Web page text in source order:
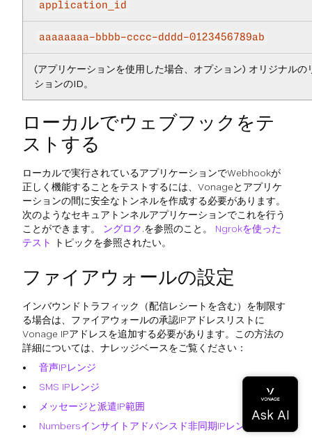
application_id
aaaaaaaa-bbbb-cccc-dddd-0123456789ab
(アプリケーションを使用した場合、オプション) オリジナルの
ションのID。
ローカルでウェブフックをテ
ストする
ローカルで実行されているアプリケーションでWebhookが
正しく機能することをテストするには、Vonageとアプリケ
ーションの間に安全なトンネルを作成する必要があります。
次のようなセキュアトンネルアプリケーションでこれを行う
ことができます。
ングロク.を参照のこと。 Ngrokを使った
テスト
トピックを参照されたい。
ファイアウォールの設定
インバウンドトラフィック（配信レシートを含む）を制限す
る場合は、ファイアウォールの承認IPアドレスリストに
Vonage IPアドレスを追加する必要があります。この方法の
詳細については、ナレッジベースをご覧ください：
音声IPレンジ
SMS IPレンジ
メッセージと派遣IP範囲
Numbersインサイトアドバンスド非同期IPレンジ